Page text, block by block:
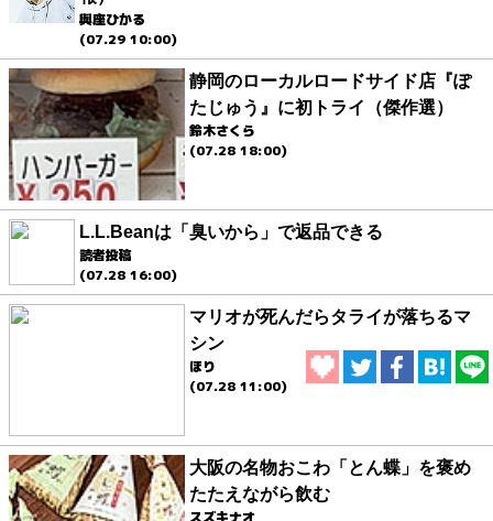
與座ひかる
(07.29 10:00)
静岡のローカルロードサイド店『ぽ
たじゅう』に初トライ（傑作選）
鈴木さくら
(07.28 18:00)
L.L.Beanは「臭いから」で返品できる
読者投稿
(07.28 16:00)
マリオが死んだらタライが落ちるマ
シン
ほり
(07.28 11:00)
大阪の名物おこわ「とん蝶」を褒め
たたえながら飲む
スズキナオ